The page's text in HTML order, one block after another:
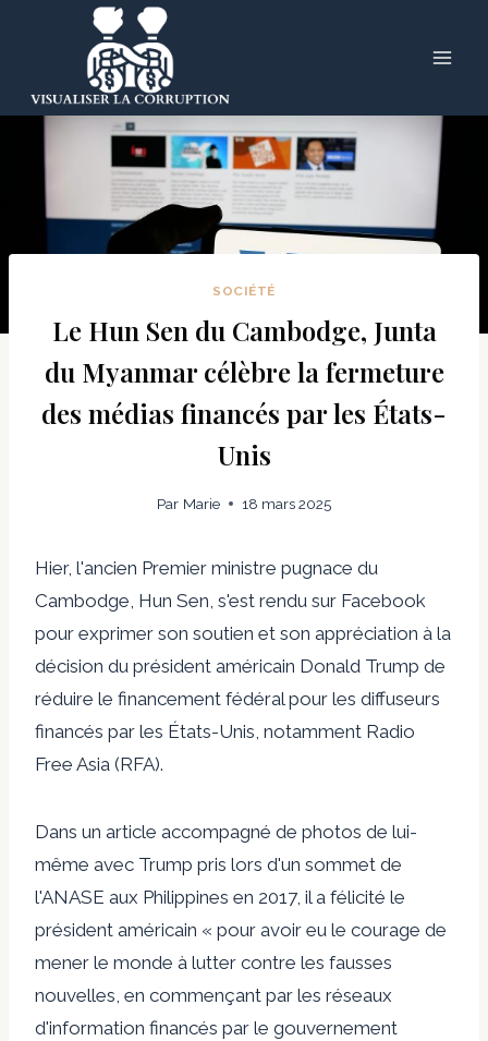
SOCIÉTÉ
Le Hun Sen du Cambodge, Junta
du Myanmar célèbre la fermeture
des médias financés par les États-
Unis
Par Marie 18 mars 2025
Hier, l'ancien Premier ministre pugnace du
Cambodge, Hun Sen, s'est rendu sur Facebook
pour exprimer son soutien et son appréciation à la
décision du président américain Donald Trump de
réduire le financement fédéral pour les diffuseurs
financés par les États-Unis, notamment Radio
Free Asia (RFA).
Dans un article accompagné de photos de lui-
même avec Trump pris lors d'un sommet de
l'ANASE aux Philippines en 2017, il a félicité le
président américain « pour avoir eu le courage de
mener le monde à lutter contre les fausses
nouvelles, en commençant par les réseaux
d'information financés par le gouvernement